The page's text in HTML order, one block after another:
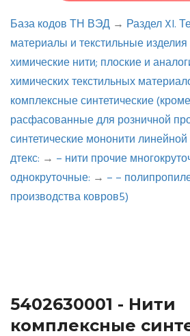
База кодов ТН ВЭД → Раздел XI.
материалы и текстильные изделия
химические нити; плоские и
химических текстильных
комплексные синтетические
расфасованные для розничной
синтетические мононити
дтекс: → – нити прочие
однокруточные: → – –
производства ковров5)
5402630001 - Нити
комплексные